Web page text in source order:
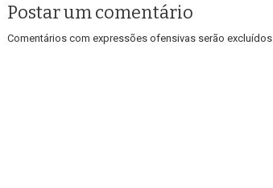
Postar um comentário
Comentários com expressões ofensivas serão excluídos.